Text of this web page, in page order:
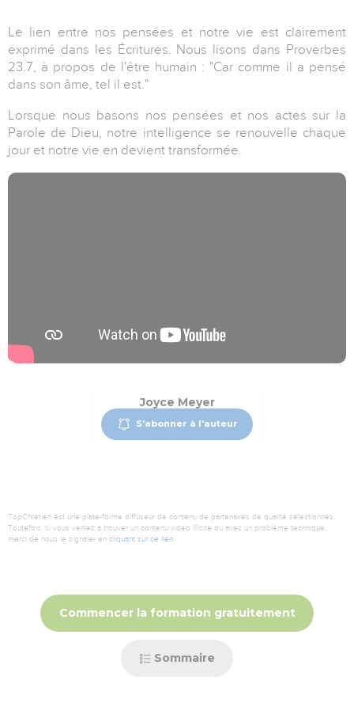
Le lien entre nos pensées et notre vie est clairement
exprimé dans les Écritures. Nous lisons dans Proverbes
23.7, à propos de l'être humain : "Car comme il a pensé
dans son âme, tel il est."
Lorsque nous basons nos pensées et nos actes sur la
Parole de Dieu, notre intelligence se renouvelle chaque
jour et notre vie en devient transformée.
Joyce Meyer
S'abonner à l'auteur
TopChrétien est une plate-forme diffuseur de contenu de partenaires de qualité sélectionnés.
Toutefois, si vous veniez à trouver un contenu vidéo illicite ou avec un problème technique,
merci de nous le signaler en cliquant sur ce lien
Commencer la formation gratuitement
Sommaire